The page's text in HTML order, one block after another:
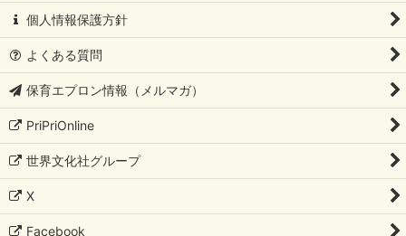
個人情報保護方針
よくある質問
保育エプロン情報（メルマガ）
PriPriOnline
世界文化社グループ
X
Facebook